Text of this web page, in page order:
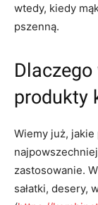
wtedy, kiedy
pszenną.
produkty
Wiemy już,
zastosowanie.
sałatki, desery,